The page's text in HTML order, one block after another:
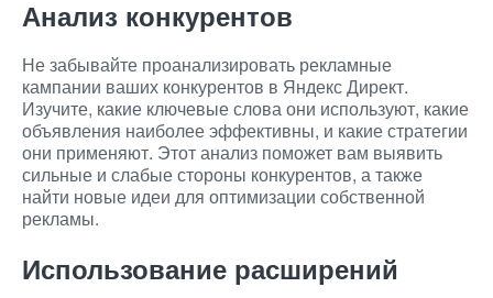
Анализ конкурентов
Не забывайте проанализировать рекламные
кампании ваших конкурентов в Яндекс Директ.
Изучите, какие ключевые слова они используют, какие
объявления наиболее эффективны, и какие стратегии
они применяют. Этот анализ поможет вам выявить
сильные и слабые стороны конкурентов, а также
найти новые идеи для оптимизации собственной
рекламы.
Использование расширений